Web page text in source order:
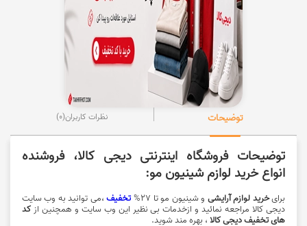
توضیحات نظرات کاربران(0)
توضیحات فروشگاه اینترنتی دیجی کالا، فروشنده
انواع خرید لوازم شینیون مو:
برایخرید لوازم آرایشی و شینیون مو تا 27% تخفیف،می توانید به وب سایت
دیجی کالا مراجعه نمائید و ازخدمات بی نظیر این وب سایت و همچنین ازکد
های تخفیف دیجی کالا ، بهره مند شوید.